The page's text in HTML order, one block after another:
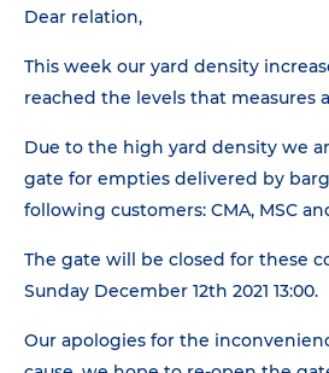
Dear relation,
This week our yard density
reached the levels that measures
Due to the high yard density we
gate for empties delivered by
following customers: CMA, MSC
The gate will be closed for these
Sunday December 12th 2021 13:00.
Our apologies for the